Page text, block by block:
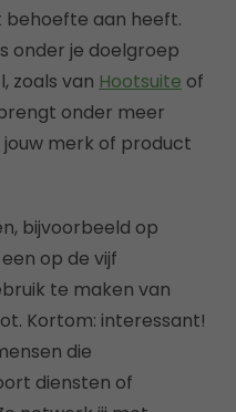
behoefte aan heeft.
onder je doelgroep
zoals van Hootsuite of
onder meer
merk of product
bijvoorbeeld op
op de vijf
te maken van
Kortom: interessant!
die
diensten of